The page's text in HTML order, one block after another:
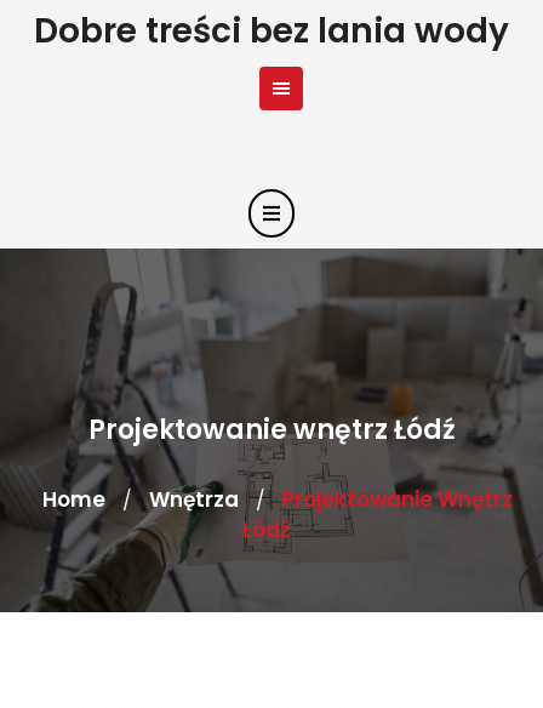
SkipDobre treści bez lania wody
Projektowanie wnętrz Łódź
Home / Wnętrza / Projektowanie Wnętrz
Łódź